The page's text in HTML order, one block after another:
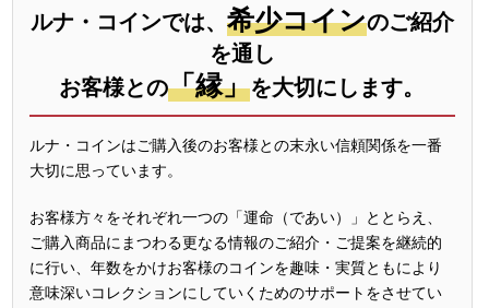
ルナ・コインでは、 希少コインのご紹介
を通し
お客様との「縁」を大切にします。
ルナ・コインはご購入後のお客様との末永い信頼関係を一番
大切に思っています。
お客様方々をそれぞれ一つの「運命（であい）」ととらえ、
ご購入商品にまつわる更なる情報のご紹介・ご提案を継続的
に行い、年数をかけお客様のコインを趣味・実質ともにより
意味深いコレクションにしていくためのサポートをさせてい